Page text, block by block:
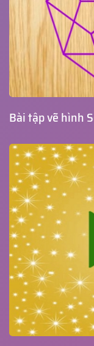
Bài tập vẽ hình